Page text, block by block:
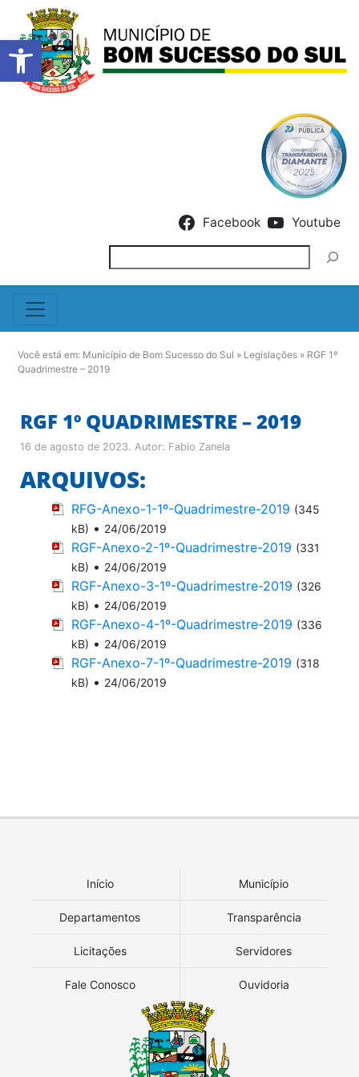
Barra de Ferramentas
Facebook Youtube
Você está em: Município de Bom Sucesso do Sul » Legislações » RGF 1º
Quadrimestre – 2019
RGF 1º QUADRIMESTRE – 2019
16 de agosto de 2023. Autor: Fabio Zanela
ARQUIVOS:
RFG-Anexo-1-1º-Quadrimestre-2019 (345
kB) • 24/06/2019
RGF-Anexo-2-1º-Quadrimestre-2019 (331
kB) • 24/06/2019
RGF-Anexo-3-1º-Quadrimestre-2019 (326
kB) • 24/06/2019
RGF-Anexo-4-1º-Quadrimestre-2019 (336
kB) • 24/06/2019
RGF-Anexo-7-1º-Quadrimestre-2019 (318
kB) • 24/06/2019
Início Município
Departamentos Transparência
Licitações Servidores
Fale Conosco Ouvidoria